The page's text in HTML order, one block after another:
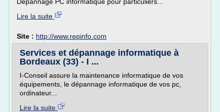
Lire la suite
Site : http://www.repinfo.com
Services et dépannage informatique à
Bordeaux (33) - I ...
I-Conseil assure la maintenance informatique de vos
équipements, le dépannage informatique de vos pc,
ordinateur...
Lire la suite